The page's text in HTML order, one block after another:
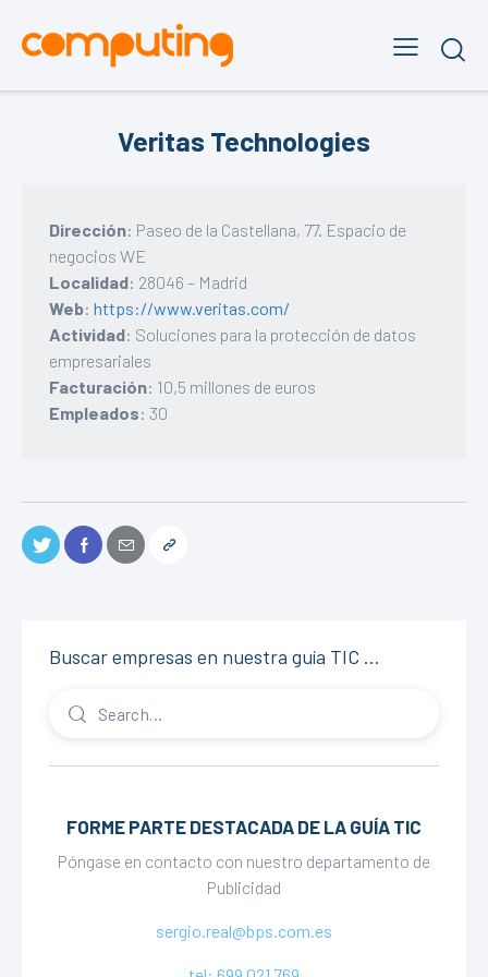
Veritas Technologies
Dirección: Paseo de la Castellana, 77. Espacio de
negocios WE
Localidad: 28046 – Madrid
Web: https://www.veritas.com/
Actividad: Soluciones para la protección de datos
empresariales
Facturación: 10,5 millones de euros
Empleados: 30
Buscar empresas en nuestra guía TIC …
FORME PARTE DESTACADA DE LA GUÍA TIC
Póngase en contacto con nuestro departamento de
Publicidad
sergio.real@bps.com.es